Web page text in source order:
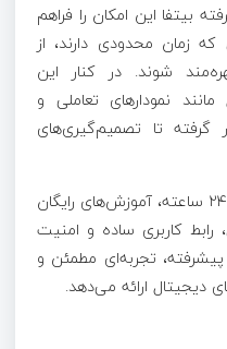
بیتفا این امکان را فراهم
زمان محدودی دارند، از
شوند. در کنار این
مانند نمودارهای تعاملی و
گرفته تا تصمیم‌گیری‌های
بیتفا علاوه بر این‌ها، با پشتیبانی ۲۴ ساعته، آموزش‌های رایگان
رابط کاربری ساده و امنیت
پیشرفته، تجربه‌ای مطمئن و
دیجیتال ارائه می‌دهد.